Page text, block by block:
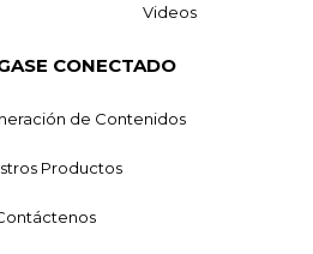
Videos
CONECTADO
de Contenidos
Productos